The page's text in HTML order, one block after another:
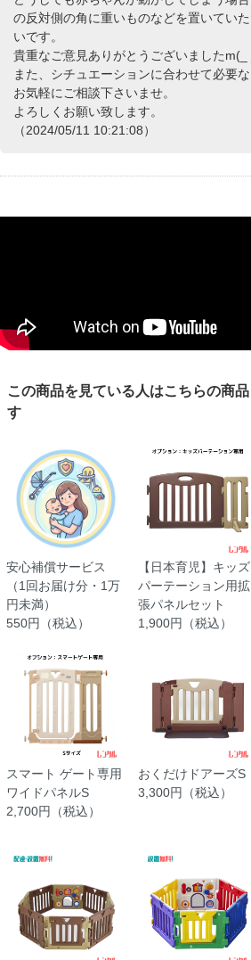
の反対側の角に重いものなどを置いてい
いです。
貴重なご意見ありがとうございましたm(_
また、シチュエーションに合わせて必要
お気軽にご相談下さいませ。
よろしくお願い致します。
（2024/05/11 10:21:08）
この商品を見ている人はこちらの商
す
安心補償サービス
（1回お届け分・1万
円未満）
550円（税込）
【日本育児】キッズ
パーテーション用拡
張パネルセット
1,900円（税込）
スマート ゲート専用
ワイドパネルS
2,700円（税込）
おくだけドアーズS
3,300円（税込）